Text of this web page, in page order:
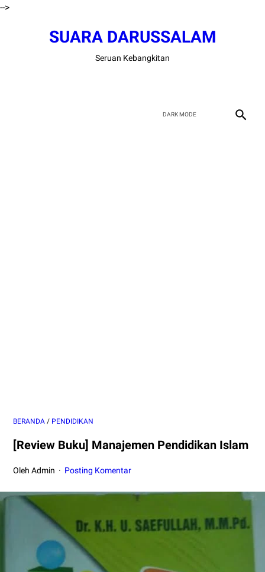
-->
SUARA DARUSSALAM
Seruan Kebangkitan
BERANDA / PENDIDIKAN
[Review Buku] Manajemen Pendidikan Islam
Oleh Admin Posting Komentar